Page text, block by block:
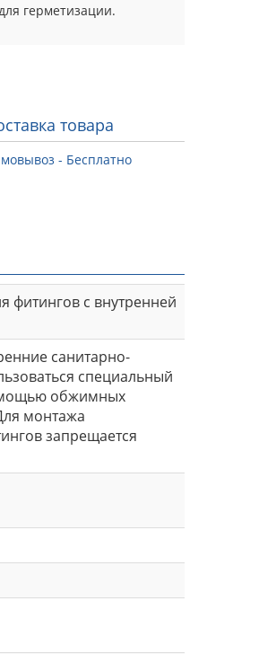
герметизации.
товара
- Бесплатно
фитингов с внутренней
санитарно-
специальный
обжимных
монтажа
запрещается